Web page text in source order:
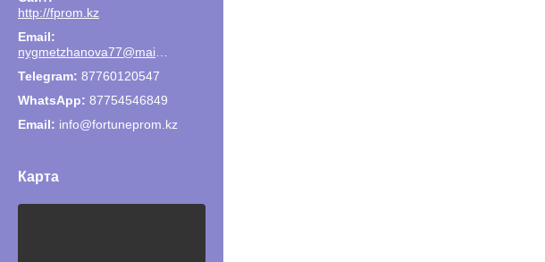
http://fprom.kz
87760120547
87754546849
Email
info@fortuneprom.kz
Карта